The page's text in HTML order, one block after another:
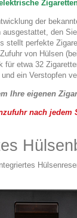
der
den
stellt perfekte
von Hülsen
etwa 32
ein Verstopfen
Ihre eigenen
nach jedem